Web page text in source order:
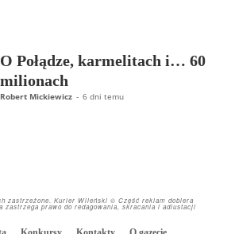
O Połądze, karmelitach i… 60
milionach
Robert Mickiewicz - 6 dni temu
zastrzeżone. Kurier Wileński © Część reklam dobiera
zastrzega prawo do redagowania, skracania i adiustacji